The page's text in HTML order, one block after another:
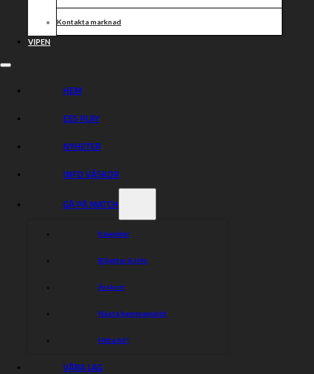
Kontakta marknad
VIPEN
HEM
ESS PLAY
NYHETER
INFO VÄSKOR
GÅ PÅ MATCH
Kalender
Biljetter & Info
Årskort
Nästa hemmamatch
Hitta hit!
VÅRA LAG